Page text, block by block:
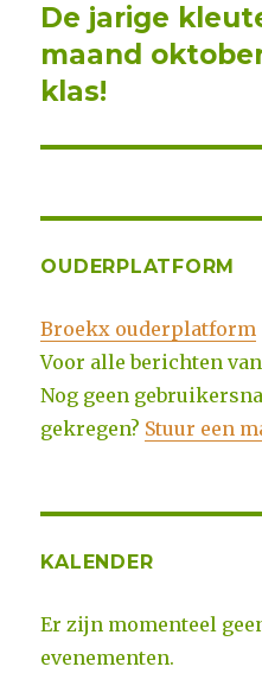
Volgend
bericht:
De jarige
maand
klas!
OUDERPLATFORM
Broekx ouderplatform
Voor alle berichten
Nog geen
gekregen? Stuur een
KALENDER
Er zijn momenteel
evenementen.